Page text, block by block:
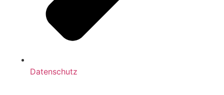
Datenschutz